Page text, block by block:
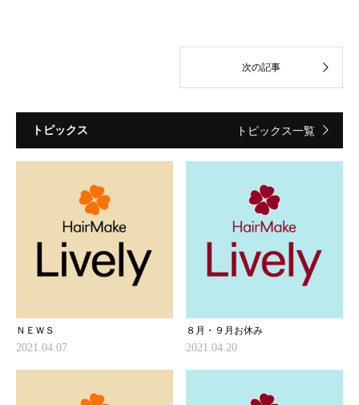
トピックス トピックス一覧
ＮＥＷＳ
2021.04.07
８月・９月お休み
2021.04.20